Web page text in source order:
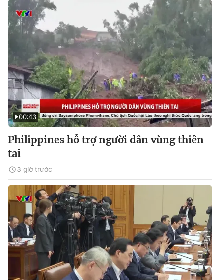
00:43
Philippines hỗ trợ người dân vùng thiên
tai
3 giờ trước